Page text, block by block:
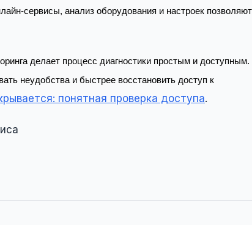
сервисы, анализ оборудования и настроек позволяют
делает процесс диагностики простым и доступным.
неудобства и быстрее восстановить доступ к
понятная проверка доступа.